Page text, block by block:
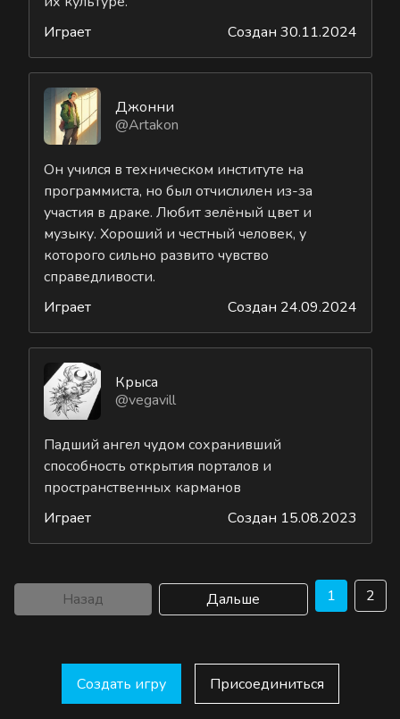
Играет
Создан 30.11.2024
Джонни
@Artakon
Он учился в техническом институте на
программиста, но был отчислилен из-за
участия в драке. Любит зелёный цвет и
музыку. Хороший и честный человек, у
которого сильно развито чувство
справедливости.
Играет
Создан 24.09.2024
Крыса
@vegavill
Падший ангел чудом сохранивший
способность открытия порталов и
пространственных карманов
Играет
Создан 15.08.2023
Назад Дальше 1 2
Создать игру Присоединиться